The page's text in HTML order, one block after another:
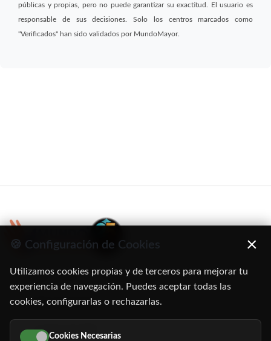
públicas y propias, pero no puede garantizar su exactitud. El usuario es
responsable de sus decisiones. Solo los centros marcados como
"Verificados" han sido validados por MundoMayor.
C/ Oruro, 11. 28016 Madrid
91 345 06 26
616 113 103
🍪 Configuración de Cookies ×
Utilizamos cookies propias y de terceros para mejorar tu
experiencia de navegación. Puedes aceptar todas las
cookies, configurarlas o rechazarlas.
Cookies Necesarias